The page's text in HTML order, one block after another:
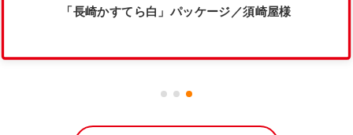
「長崎かすてら白」パッケージ／須崎屋様